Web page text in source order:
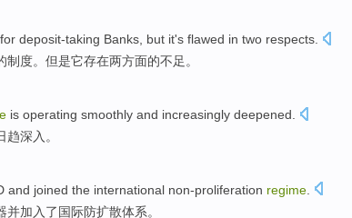
for deposit-taking Banks but it's flawed in two respects
制度。 但是它存在两方面的不足 。
is operating smoothly and increasingly deepened
趋深入 。
and joined the international non-proliferation regime
并加入 了国际防扩散体系。